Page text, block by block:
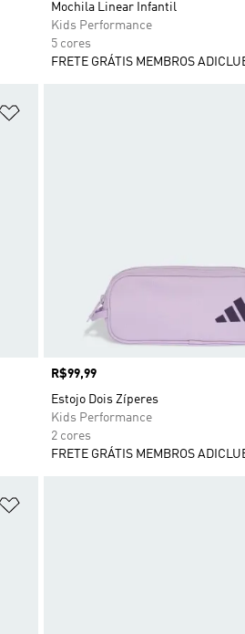
Mochila Linear Infantil
Kids Performance
5 cores
FRETE GRÁTIS MEMBROS
Preço
R$99,99
Estojo Dois Zíperes
Kids Performance
2 cores
FRETE GRÁTIS MEMBROS